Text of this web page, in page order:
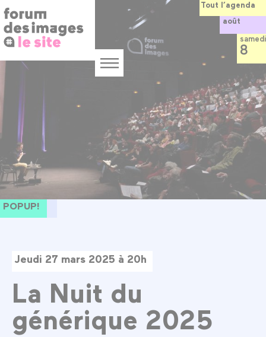
au
contenu
principal
Menu
POPUP!
Jeudi 27 mars 2025 à 20h
La Nuit du
générique 2025
Tout l’agenda
août
samedi
8